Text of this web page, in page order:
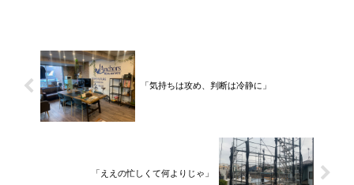
「気持ちは攻め、判断は冷静に」
「ええの忙しくて何よりじゃ」